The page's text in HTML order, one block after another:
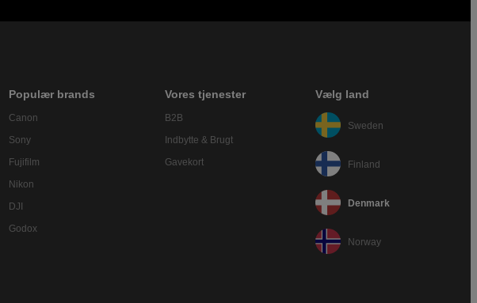
Populær brands
Canon
Sony
Fujifilm
Nikon
DJI
Godox
Vores tjenester
B2B
Indbytte & Brugt
Gavekort
Vælg land
Sweden
Finland
Denmark
Norway